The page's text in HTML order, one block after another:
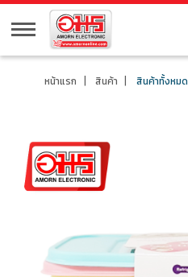
หน้าแรก สินค้า สินค้าทั้งหมด